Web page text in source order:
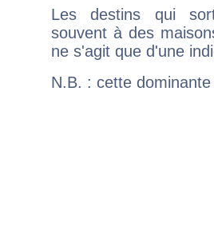
Les destins qui
souvent à des
ne s'agit que d'une
N.B. : cette